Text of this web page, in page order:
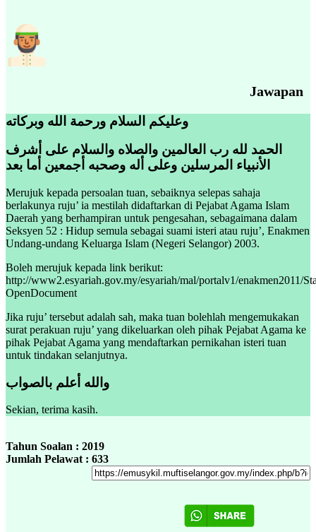
Jawapan
الحمد لله رب العالمين والصلاه والسلام على أشرف
الأنبياء المرسلين وعلى أله وصحبه أجمعين أما بعد
Merujuk kepada persoalan tuan, sebaiknya selepas sahaja
berlakunya ruju’ ia mestilah didaftarkan di Pejabat Agama Islam
Daerah yang berhampiran untuk pengesahan, sebagaimana dalam
Seksyen 52 : Hidup semula sebagai suami isteri atau ruju’, Enakmen
Undang-undang Keluarga Islam (Negeri Selangor) 2003.
Boleh merujuk kepada link berikut:
http://www2.esyariah.gov.my/esyariah/mal/portalv1/enakmen2011/
OpenDocument
Jika ruju’ tersebut adalah sah, maka tuan bolehlah mengemukakan
surat perakuan ruju’ yang dikeluarkan oleh pihak Pejabat Agama ke
pihak Pejabat Agama yang mendaftarkan pernikahan isteri tuan
untuk tindakan selanjutnya.
والله أعلم بالصواب
Sekian, terima kasih.
Tahun Soalan : 2019
Jumlah Pelawat : 633